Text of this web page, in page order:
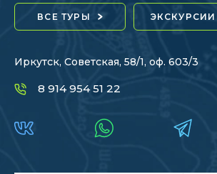
ВСЕ ТУРЫ ЭКСКУРСИИ
Иркутск, Советская, 58/1, оф. 603/3
8 914 954 51 22